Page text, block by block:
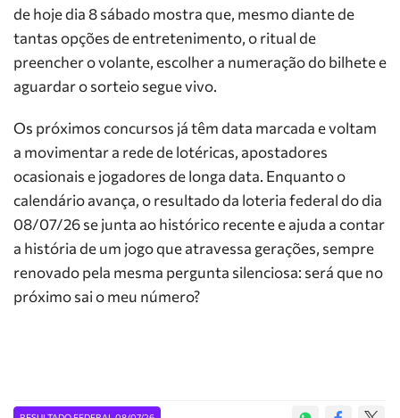
de hoje dia 8 sábado mostra que, mesmo diante de
tantas opções de entretenimento, o ritual de
preencher o volante, escolher a numeração do bilhete e
aguardar o sorteio segue vivo.
Os próximos concursos já têm data marcada e voltam
a movimentar a rede de lotéricas, apostadores
ocasionais e jogadores de longa data. Enquanto o
calendário avança, o resultado da loteria federal do dia
08/07/26 se junta ao histórico recente e ajuda a contar
a história de um jogo que atravessa gerações, sempre
renovado pela mesma pergunta silenciosa: será que no
próximo sai o meu número?